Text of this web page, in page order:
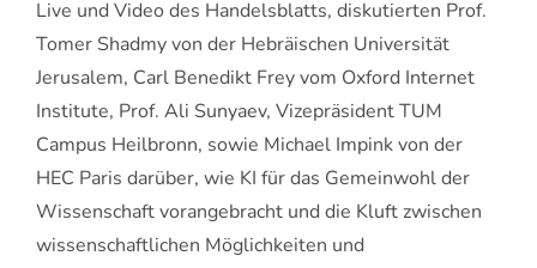
Live und Video des Handelsblatts, diskutierten Prof.
Tomer Shadmy von der Hebräischen Universität
Jerusalem, Carl Benedikt Frey vom Oxford Internet
Institute, Prof. Ali Sunyaev, Vizepräsident TUM
Campus Heilbronn, sowie Michael Impink von der
HEC Paris darüber, wie KI für das Gemeinwohl der
Wissenschaft vorangebracht und die Kluft zwischen
wissenschaftlichen Möglichkeiten und